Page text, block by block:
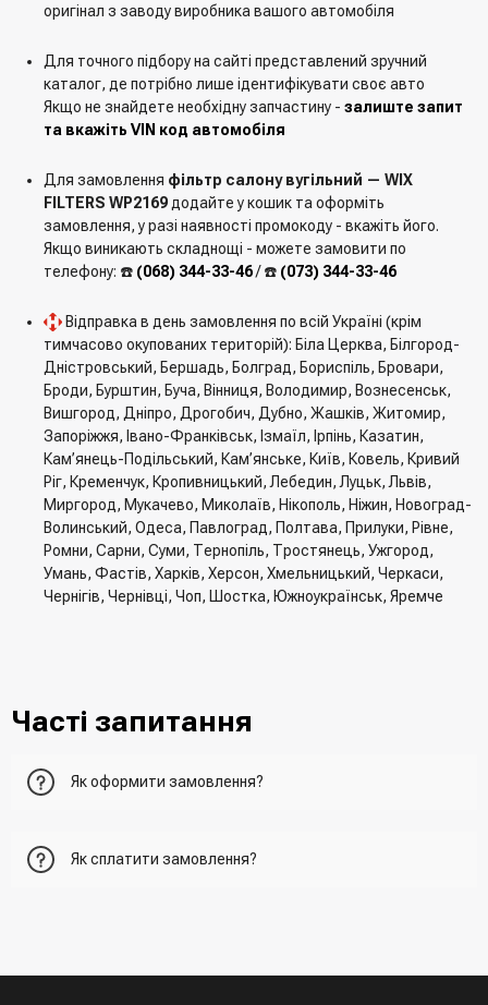
оригінал з заводу виробника вашого автомобіля
Для точного підбору на сайті представлений зручний
каталог, де потрібно лише ідентифікувати своє авто
Якщо не знайдете необхідну запчастину - залиште запит
та вкажіть VIN код автомобіля
Для замовлення фільтр салону вугільний — WIX
FILTERS WP2169 додайте у кошик та оформіть
замовлення, у разі наявності промокоду - вкажіть його.
Якщо виникають складнощі - можете замовити по
телефону: ☎️ (068) 344-33-46/ ☎️ (073) 344-33-46
Відправка в день замовлення по всій Україні (крім
тимчасово окупованих територій): Біла Церква, Білгород-
Дністровський, Бершадь, Болград, Бориспіль, Бровари,
Броди, Бурштин, Буча, Вінниця, Володимир, Вознесенськ,
Вишгород, Дніпро, Дрогобич, Дубно, Жашків, Житомир,
Запоріжжя, Івано-Франківськ, Ізмаїл, Ірпінь, Казатин,
Кам’янець-Подільський, Кам’янське, Київ, Ковель, Кривий
Ріг, Кременчук, Кропивницький, Лебедин, Луцьк, Львів,
Миргород, Мукачево, Миколаїв, Нікополь, Ніжин, Новоград-
Волинський, Одеса, Павлоград, Полтава, Прилуки, Рівне,
Ромни, Сарни, Суми, Тернопіль, Тростянець, Ужгород,
Умань, Фастів, Харків, Херсон, Хмельницький, Черкаси,
Чернігів, Чернівці, Чоп, Шостка, Южноукраїнськ, Яремче
Часті запитання
Як оформити замовлення?
нього та вказати всю необхідну інформацію про
зателефонує менеджер для підтвердження та уточнення
Як сплатити замовлення?